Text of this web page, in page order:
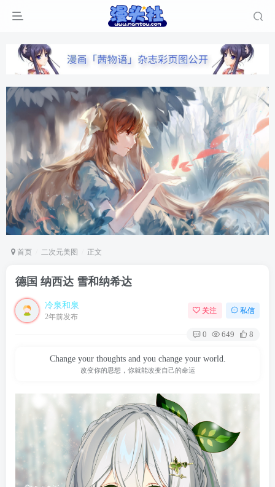
首页 二次元美图 正文
德国 纳西达 雪和纳希达
冷泉和泉
2年前发布
关注 私信
0 649 8
Change your thoughts and you change your world.
改变你的思想，你就能改变自己的命运